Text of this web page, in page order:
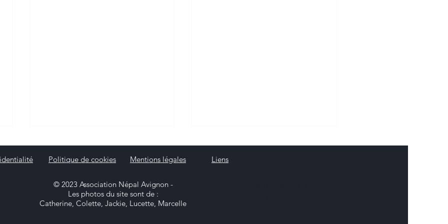
Politique de cookies Mentions légales Liens
© 2023 Association Népal Avignon -
Les photos du site sont de :
Catherine, Colette, Jackie, Lucette, Marcelle